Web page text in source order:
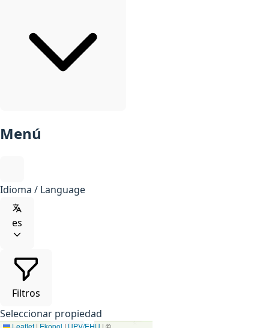
Menú
Idioma / Language
es
Filtros
Seleccionar propiedad